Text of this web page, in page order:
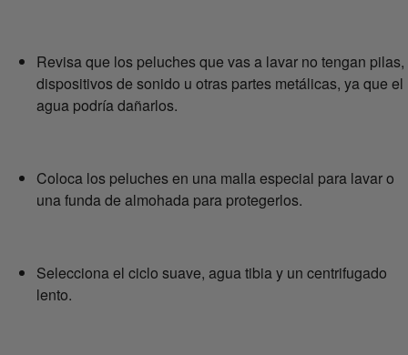
Revisa que los peluches que vas a lavar no tengan pilas,
dispositivos de sonido u otras partes metálicas, ya que el
agua podría dañarlos.
Coloca los peluches en una malla especial para lavar o
una funda de almohada para protegerlos.
Selecciona el ciclo suave, agua tibia y un centrifugado
lento.